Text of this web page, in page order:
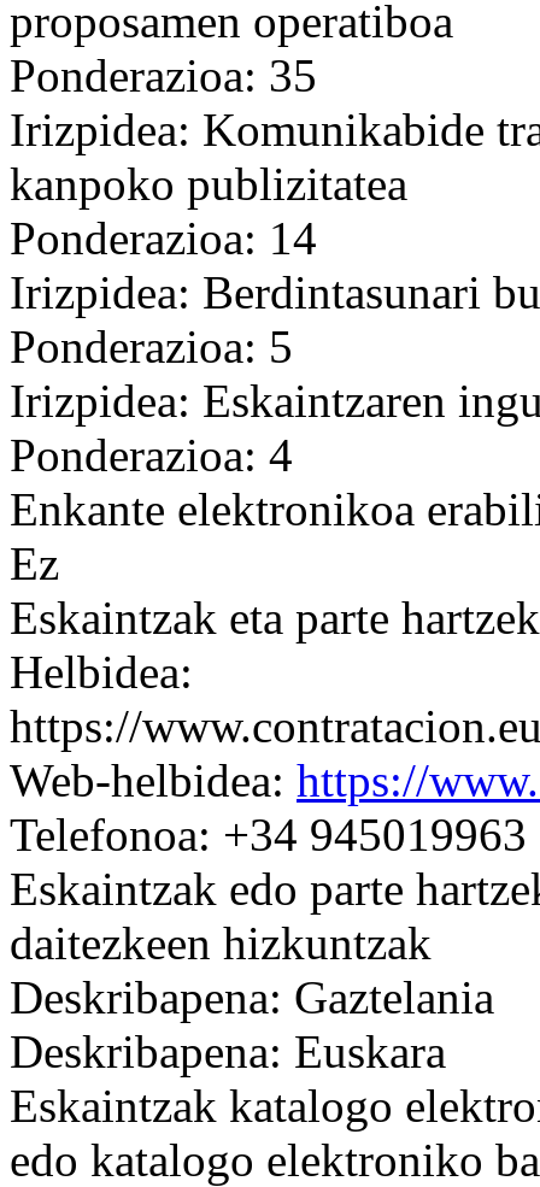
proposamen operatiboa
Ponderazioa: 35
Irizpidea: Komunikabide
kanpoko publizitatea
Ponderazioa: 14
Irizpidea: Berdintasunari
Ponderazioa: 5
Irizpidea: Eskaintzaren
Ponderazioa: 4
Enkante elektronikoa
Ez
Eskaintzak eta parte
Helbidea:
https://
Web-helbidea: https://
Telefonoa: +34 945019963
Eskaintzak edo parte
daitezkeen hizkuntzak
Deskribapena: Gaztelania
Deskribapena: Euskara
Eskaintzak katalogo
edo katalogo elektroniko